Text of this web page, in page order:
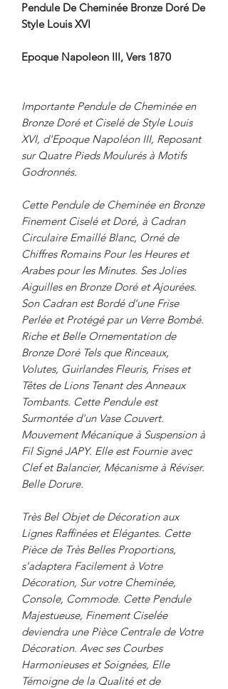
Pendule De Cheminée Bronze Doré De
Style Louis XVI
Epoque Napoleon III, Vers 1870
Importante Pendule de Cheminée en
Bronze Doré et Ciselé de Style Louis
XVI, d'Epoque Napoléon III, Reposant
sur Quatre Pieds Moulurés à Motifs
Godronnés.
Cette Pendule de Cheminée en Bronze
Finement Ciselé et Doré, à Cadran
Circulaire Emaillé Blanc, Orné de
Chiffres Romains Pour les Heures et
Arabes pour les Minutes. Ses Jolies
Aiguilles en Bronze Doré et Ajourées.
Son Cadran est Bordé d'une Frise
Perlée et Protégé par un Verre Bombé.
Riche et Belle Ornementation de
Bronze Doré Tels que Rinceaux,
Volutes, Guirlandes Fleuris, Frises et
Têtes de Lions Tenant des Anneaux
Tombants. Cette Pendule est
Surmontée d'un Vase Couvert.
Mouvement Mécanique à Suspension à
Fil Signé JAPY. Elle est Fournie avec
Clef et Balancier, Mécanisme à Réviser.
Belle Dorure.
Très Bel Objet de Décoration aux
Lignes Raffinées et Elégantes. Cette
Pièce de Très Belles Proportions,
s'adaptera Facilement à Votre
Décoration, Sur votre Cheminée,
Console, Commode. Cette Pendule
Majestueuse, Finement Ciselée
deviendra une Pièce Centrale de Votre
Décoration. Avec ses Courbes
Harmonieuses et Soignées, Elle
Témoigne de la Qualité et de